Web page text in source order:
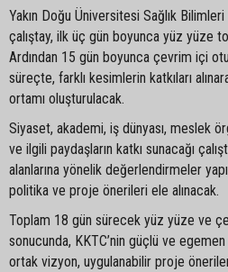
Yakın Doğu Üniversitesi Sağlık
çalıştay, ilk üç gün boyunca yüz yüze
Ardından 15 gün boyunca çevrim içi
süreçte, farklı kesimlerin katkıları
ortamı oluşturulacak.
Siyaset, akademi, iş dünyası, meslek
ve ilgili paydaşların katkı sunacağı
alanlarına yönelik değerlendirmeler
politika ve proje önerileri ele alınacak.
Toplam 18 gün sürecek yüz yüze ve
sonucunda, KKTC’nin güçlü ve
ortak vizyon, uygulanabilir proje